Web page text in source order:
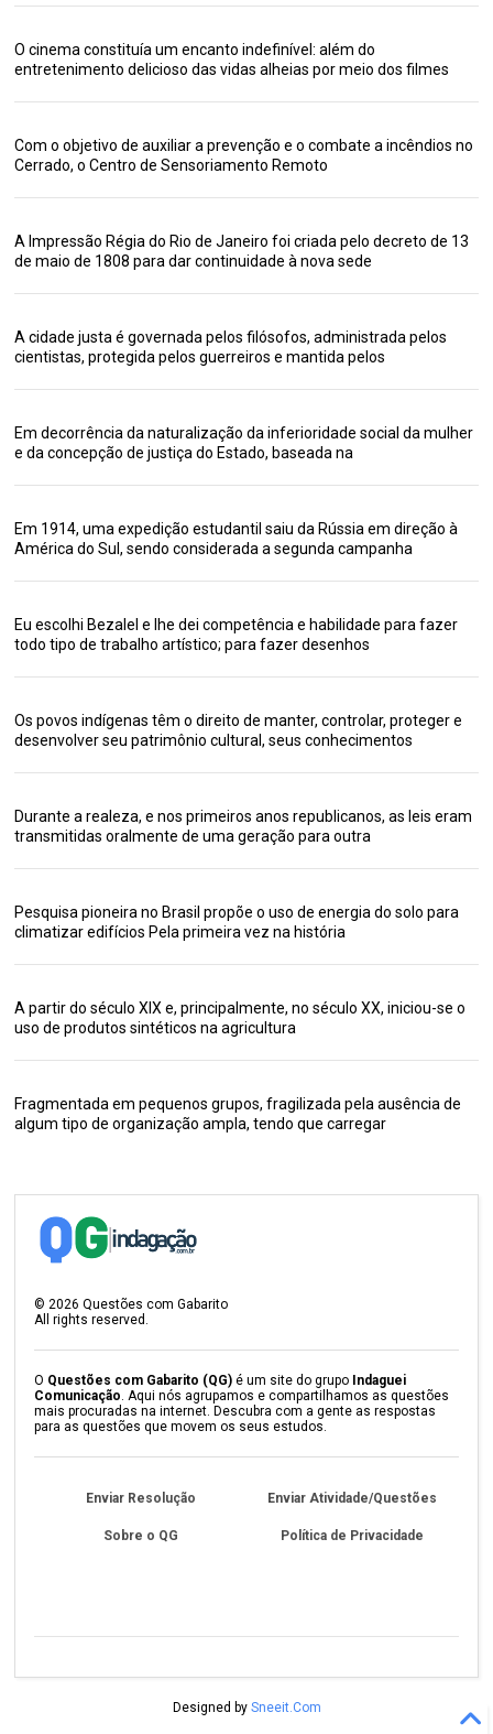
O cinema constituía um encanto indefinível: além do
entretenimento delicioso das vidas alheias por meio dos filmes
Com o objetivo de auxiliar a prevenção e o combate a incêndios no
Cerrado, o Centro de Sensoriamento Remoto
A Impressão Régia do Rio de Janeiro foi criada pelo decreto de 13
de maio de 1808 para dar continuidade à nova sede
A cidade justa é governada pelos filósofos, administrada pelos
cientistas, protegida pelos guerreiros e mantida pelos
Em decorrência da naturalização da inferioridade social da mulher
e da concepção de justiça do Estado, baseada na
Em 1914, uma expedição estudantil saiu da Rússia em direção à
América do Sul, sendo considerada a segunda campanha
Eu escolhi Bezalel e lhe dei competência e habilidade para fazer
todo tipo de trabalho artístico; para fazer desenhos
Os povos indígenas têm o direito de manter, controlar, proteger e
desenvolver seu patrimônio cultural, seus conhecimentos
Durante a realeza, e nos primeiros anos republicanos, as leis eram
transmitidas oralmente de uma geração para outra
Pesquisa pioneira no Brasil propõe o uso de energia do solo para
climatizar edifícios Pela primeira vez na história
A partir do século XIX e, principalmente, no século XX, iniciou-se o
uso de produtos sintéticos na agricultura
Fragmentada em pequenos grupos, fragilizada pela ausência de
algum tipo de organização ampla, tendo que carregar
© 2026 Questões com Gabarito
All rights reserved.
O Questões com Gabarito (QG) é um site do grupo Indaguei
Comunicação . Aqui nós agrupamos e compartilhamos as questões
mais procuradas na internet. Descubra com a gente as respostas
para as questões que movem os seus estudos.
Enviar Resolução Enviar Atividade/Questões
Sobre o QG Política de Privacidade
Designed by Sneeit.Com